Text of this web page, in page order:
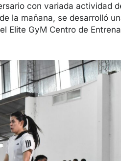
con variada actividad
la mañana, se desarrolló
Elite GyM Centro de